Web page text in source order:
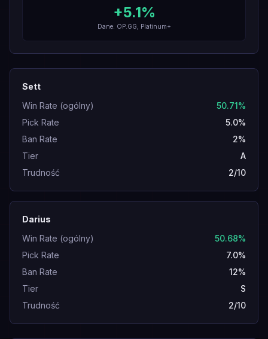
+5.1%
Dane: OP.GG, Platinum+
Sett
Win Rate (ogólny)
50.71%
Pick Rate
5.0%
Ban Rate
2%
Tier
A
Trudność
2/10
Darius
Win Rate (ogólny)
50.68%
Pick Rate
7.0%
Ban Rate
12%
Tier
S
Trudność
2/10